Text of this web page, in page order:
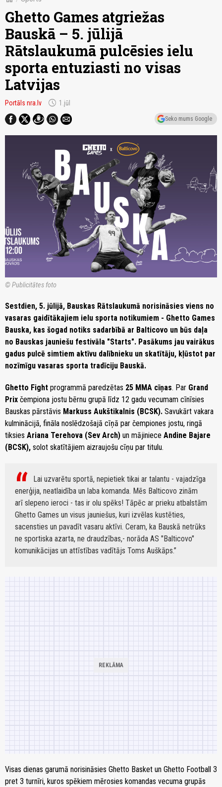
Ghetto Games atgriežas
Bauskā – 5. jūlijā
Rātslaukumā pulcēsies ielu
sporta entuziasti no visas
Latvijas
Portāls nra.lv schedule 1.jūl
Seko mums Google
© Publicitātes foto
Sestdien, 5. jūlijā, Bauskas Rātslaukumā norisināsies viens no
vasaras gaidītākajiem ielu sporta notikumiem - Ghetto Games
Bauska, kas šogad notiks sadarbībā ar Balticovo un būs daļa
no Bauskas jauniešu festivāla "Starts". Pasākums jau vairākus
gadus pulcē simtiem aktīvu dalībnieku un skatītāju, kļūstot par
nozīmīgu vasaras sporta tradīciju Bauskā.
Ghetto Fight programmā paredzētas 25 MMA cīņas. Par Grand
Prix čempiona jostu bērnu grupā līdz 12 gadu vecumam cīnīsies
Bauskas pārstāvis Markuss Aukštikalnis (BCSK). Savukārt vakara
kulminācijā, fināla noslēdzošajā cīņā par čempiones jostu, ringā
tiksies Ariana Terehova (Sev Arch) un mājiniece Andine Bajare
(BCSK), solot skatītājiem aizraujošu cīņu par titulu.
Lai uzvarētu sportā, nepietiek tikai ar talantu - vajadzīga
enerģija, neatlaidība un laba komanda. Mēs Balticovo zinām
arī slepeno ieroci - tas ir olu spēks! Tāpēc ar prieku atbalstām
Ghetto Games un visus jauniešus, kuri izvēlas kustēties,
sacensties un pavadīt vasaru aktīvi. Ceram, ka Bauskā netrūks
ne sportiska azarta, ne draudzības,- norāda AS "Balticovo"
komunikācijas un attīstības vadītājs Toms Auškāps.
Visas dienas garumā norisināsies Ghetto Basket un Ghetto Football 3
pret 3 turnīri, kuros spēkiem mērosies komandas vecuma grupās